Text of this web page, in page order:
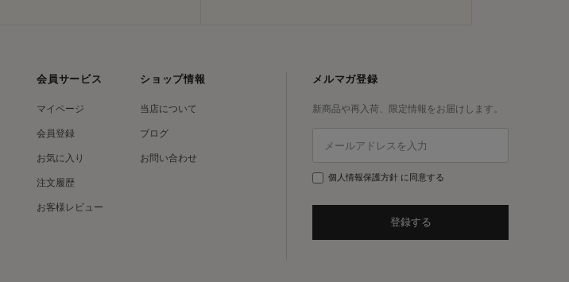
会員サービス
マイページ
会員登録
お気に入り
注文履歴
お客様レビュー
ショップ情報
当店について
ブログ
お問い合わせ
メルマガ登録
新商品や再入荷、限定情報をお届けします。
個人情報保護方針 に同意する
登録する